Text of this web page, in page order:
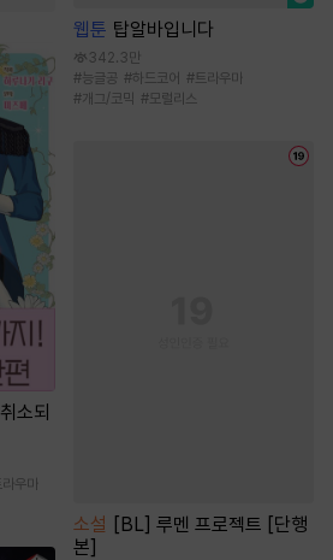
소되
우마
웹툰 탑알바입니다
342.3만
#능글공 #하드코어 #트라우마
#개그/코믹 #모럴리스
소설 [BL] 루멘 프로젝트 [단행
본]